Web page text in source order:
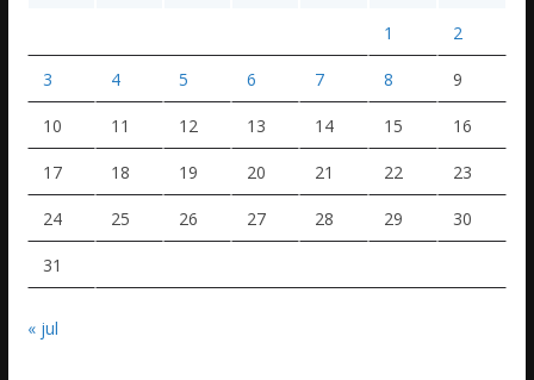
1 2
3 4 5 6 7 8 9
10 11 12 13 14 15 16
17 18 19 20 21 22 23
24 25 26 27 28 29 30
31
« jul